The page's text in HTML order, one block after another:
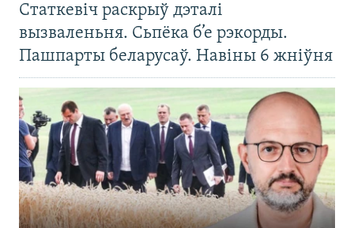
Статкевіч раскрыў дэталі
вызваленьня. Сьпёка б’е рэкорды.
Пашпарты беларусаў. Навіны 6 жніўня